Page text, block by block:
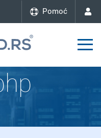
Pomoć